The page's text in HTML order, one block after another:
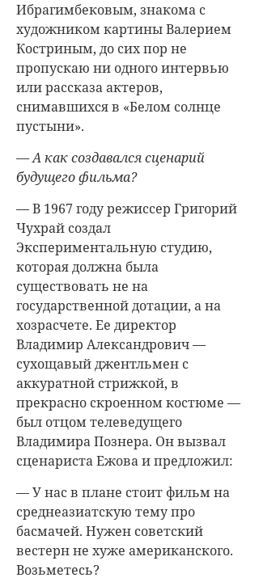
Ибрагимбековым, знакома с
художником картины Валерием
Костриным, до сих пор не
пропускаю ни одного интервью
или рассказа актеров,
снимавшихся в «Белом солнце
пустыни».
— А как создавался сценарий
будущего фильма?
— В 1967 году режиссер Григорий
Чухрай создал
Экспериментальную студию,
которая должна была
существовать не на
государственной дотации, а на
хозрасчете. Ее директор
Владимир Александрович —
сухощавый джентльмен с
аккуратной стрижкой, в
прекрасно скроенном костюме —
был отцом телеведущего
Владимира Познера. Он вызвал
сценариста Ежова и предложил:
— У нас в плане стоит фильм на
среднеазиатскую тему про
басмачей. Нужен советский
вестерн не хуже американского.
Возьметесь?